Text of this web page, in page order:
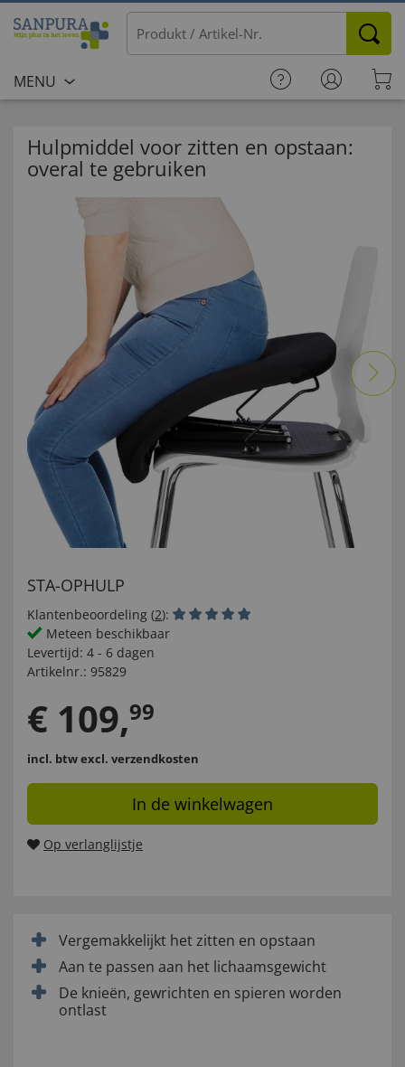
MENU
Hulpmiddel voor zitten en opstaan:
overal te gebruiken
STA-OPHULP
Klantenbeoordeling (2):
Meteen beschikbaar
Levertijd: 4 - 6 dagen
Artikelnr.: 95829
€ 109,99
incl. btwexcl. verzendkosten
In de winkelwagen
Op verlanglijstje
Vergemakkelijkt het zitten en opstaan
Aan te passen aan het lichaamsgewicht
De knieën, gewrichten en spieren worden
ontlast